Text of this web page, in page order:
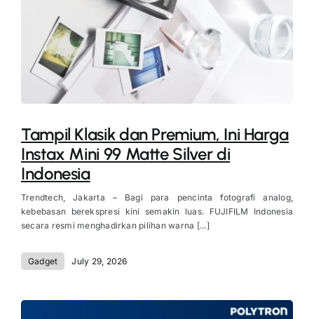
Tampil Klasik dan Premium, Ini Harga
Instax Mini 99 Matte Silver di
Indonesia
Trendtech, Jakarta – Bagi para pencinta fotografi analog,
kebebasan berekspresi kini semakin luas. FUJIFILM Indonesia
secara resmi menghadirkan pilihan warna [...]
Gadget July 29, 2026